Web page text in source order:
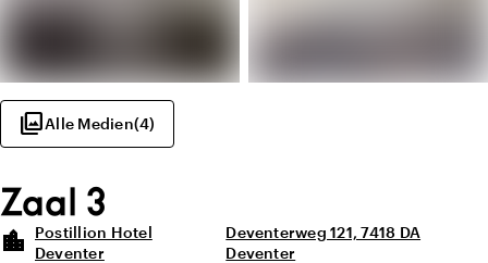
photo_libraryAlle Medien(4)
Zaal 3
location_city
Postillion Hotel
Deventer
Deventerweg 121, 7418 DA
Deventer